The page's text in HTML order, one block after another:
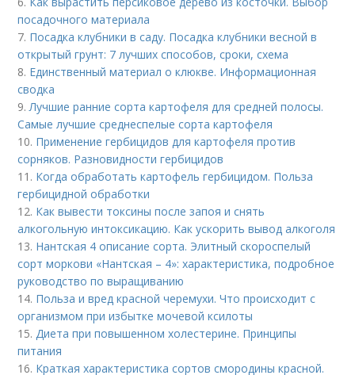
посадочного материала
7. Посадка клубники в саду. Посадка клубники весной в
открытый грунт: 7 лучших способов, сроки, схема
8. Единственный материал о клюкве. Информационная
сводка
9. Лучшие ранние сорта картофеля для средней полосы.
Самые лучшие среднеспелые сорта картофеля
10. Применение гербицидов для картофеля против
сорняков. Разновидности гербицидов
11. Когда обработать картофель гербицидом. Польза
гербицидной обработки
12. Как вывести токсины после запоя и снять
алкогольную интоксикацию. Как ускорить вывод алкоголя
13. Нантская 4 описание сорта. Элитный скороспелый
сорт моркови «Нантская – 4»: характеристика, подробное
руководство по выращиванию
14. Польза и вред красной черемухи. Что происходит с
организмом при избытке мочевой ксилоты
15. Диета при повышенном холестерине. Принципы
питания
16. Краткая характеристика сортов смородины красной.